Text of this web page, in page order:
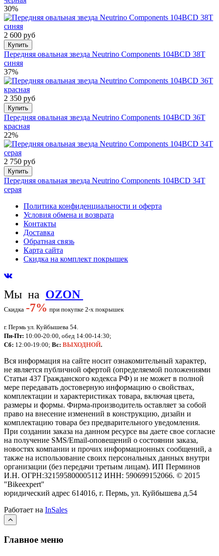
30%
2 600 руб
Купить
Передняя овальная звезда Neutrino Components 104BCD 38T
синяя
37%
2 350 руб
Купить
Передняя овальная звезда Neutrino Components 104BCD 36T
красная
22%
2 750 руб
Купить
Передняя овальная звезда Neutrino Components 104BCD 34T
серая
Политика конфиденциальности и оферта
Условия обмена и возврата
Контакты
Доставка
Обратная связь
Карта сайта
Скидка на комплект покрышек
Мы на OZON
Скидка -7% при покупке 2-х покрышек
г. Пермь ул. Куйбышева 54.
Пн-Пт: 10:00-20:00, обед 14:00-14:30;
Сб: 12:00-19:00; Вс: ВЫХОДНОЙ.
Вся информация на сайте носит ознакомительный характер,
не является публичной офертой (определяемой положениями
Статьи 437 Гражданского кодекса РФ) и не может в полной
мере передавать достоверную информацию о свойствах,
комплектации и характеристиках товара, включая цвета,
размеры и формы. Фирма-производитель оставляет за собой
право на внесение изменений в конструкцию, дизайн и
комплектацию товара без предварительного уведомления.
При создании заказа на данном ресурсе вы даете свое согласие
на получение SMS/Email-оповещений о состоянии заказа,
новостях компании и прочих информационных сообщений, а
также на использование своих персональных данных внутри
организации (без передачи третьим лицам). ИП Перминов
И.Н. ОГРН:321595800005112 ИНН: 590699152066. © 2015
"Bikeexpert"
юридический адрес 614016, г. Пермь, ул. Куйбышева д.54
Работает на InSales
Главное меню